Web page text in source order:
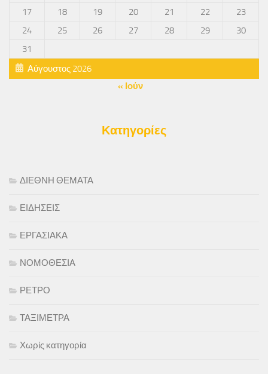
Αύγουστος 2026
17
18 19 20 21 22
23
24
25 26 27 28 29
30
31
« Ιούν
Κατηγορίες
ΔΙΕΘΝΗ ΘΕΜΑΤΑ
ΕΙΔΗΣΕΙΣ
ΕΡΓΑΣΙΑΚΑ
ΝΟΜΟΘΕΣΙΑ
ΡΕΤΡΟ
ΤΑΞΙΜΕΤΡΑ
Χωρίς κατηγορία